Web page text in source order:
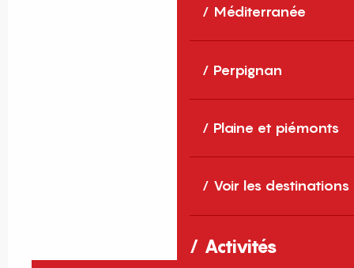
Méditerranée
Perpignan
Plaine et piémonts
Voir les destinations
Activités